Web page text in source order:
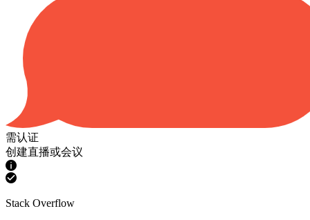
需认证
创建直播或会议
Stack Overflow